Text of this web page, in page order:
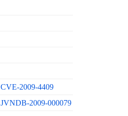
CVE-2009-4409
JVNDB-2009-000079